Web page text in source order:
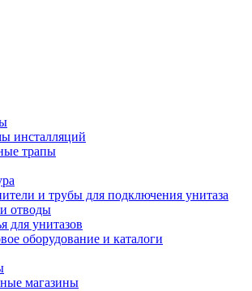
инсталляций
трапы
и трубы для подключения унитаза
отводы
для унитазов
оборудование и каталоги
магазины